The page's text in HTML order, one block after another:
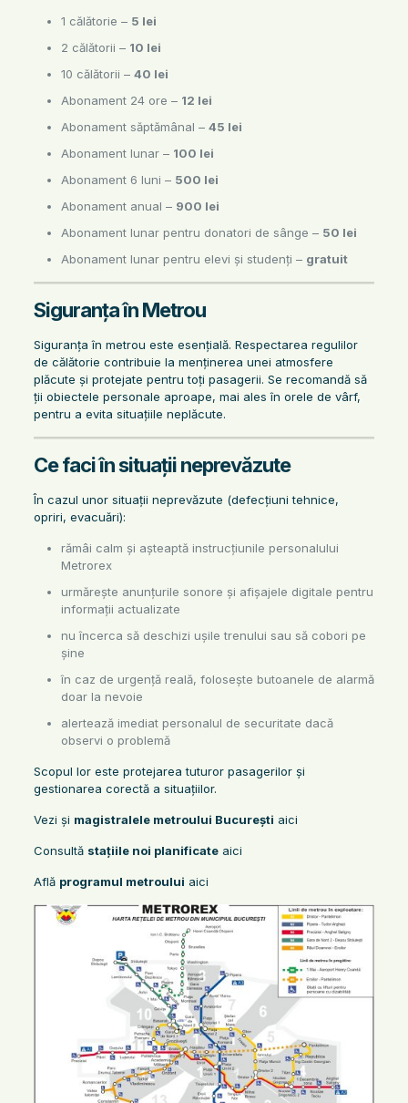
1 călătorie – 5 lei
2 călătorii – 10 lei
10 călătorii – 40 lei
Abonament 24 ore – 12 lei
Abonament săptămânal – 45 lei
Abonament lunar – 100 lei
Abonament 6 luni – 500 lei
Abonament anual – 900 lei
Abonament lunar pentru donatori de sânge – 50 lei
Abonament lunar pentru elevi și studenți – gratuit
Siguranța în Metrou
Siguranța în metrou este esențială. Respectarea regulilor
de călătorie contribuie la menținerea unei atmosfere
plăcute și protejate pentru toți pasagerii. Se recomandă să
ții obiectele personale aproape, mai ales în orele de vârf,
pentru a evita situațiile neplăcute.
Ce faci în situații neprevăzute
În cazul unor situații neprevăzute (defecțiuni tehnice,
opriri, evacuări):
rămâi calm și așteaptă instrucțiunile personalului
Metrorex
urmărește anunțurile sonore și afișajele digitale pentru
informații actualizate
nu încerca să deschizi ușile trenului sau să cobori pe
șine
în caz de urgență reală, folosește butoanele de alarmă
doar la nevoie
alertează imediat personalul de securitate dacă
observi o problemă
Scopul lor este protejarea tuturor pasagerilor și
gestionarea corectă a situațiilor.
Vezi și magistralele metroului București aici
Consultă stațiile noi planificateaici
Află programul metroului aici